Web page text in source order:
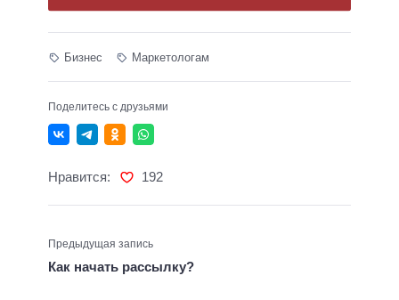
e
Бизнес Маркетологам
Поделитесь с друзьями
Нравится: 192
Предыдущая запись
Как начать рассылку?